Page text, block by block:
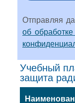
Отправляя
об
Учебный
защита